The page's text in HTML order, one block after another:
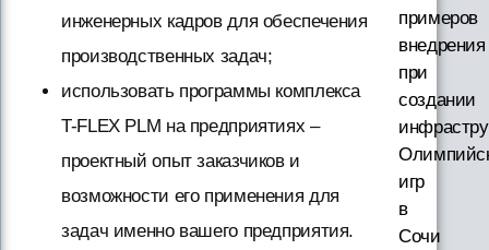
инженерных кадров для обеспечения
производственных задач;
использовать программы комплекса
T-FLEX PLM на предприятиях –
проектный опыт заказчиков и
возможности его применения для
задач именно вашего предприятия.
примеров
внедрения
при
создании
игр
в
Сочи